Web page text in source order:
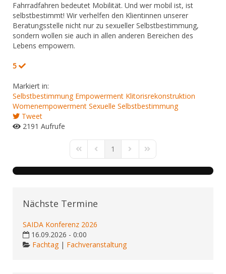
Fahrradfahren bedeutet Mobilität. Und wer mobil ist, ist
selbstbestimmt! Wir verhelfen den Klientinnen unserer
Beratungsstelle nicht nur zu sexueller Selbstbestimmung,
sondern wollen sie auch in allen anderen Bereichen des
Lebens empowern.
5
Markiert in:
Selbstbestimmung Empowerment Klitorisrekonstruktion
Womenempowerment Sexuelle Selbstbestimmung
Tweet
2191 Aufrufe
First PagePrevious Page
1 Next PageLast Page
Nächste Termine
SAIDA Konferenz 2026
16.09.2026 - 0:00
Fachtag | Fachveranstaltung